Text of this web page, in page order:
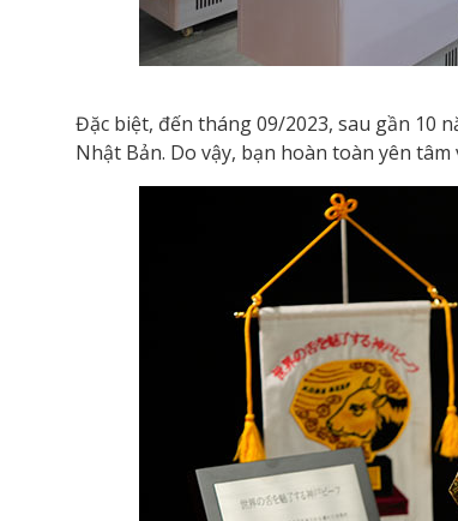
Đặc biệt, đến tháng 09/2023, sau gần 10
Nhật Bản. Do vậy, bạn hoàn toàn yên